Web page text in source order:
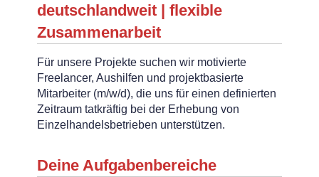
deutschlandweit | flexible
Zusammenarbeit
Für unsere Projekte suchen wir motivierte
Freelancer, Aushilfen und projektbasierte
Mitarbeiter (m/w/d), die uns für einen definierten
Zeitraum tatkräftig bei der Erhebung von
Einzelhandelsbetrieben unterstützen.
Deine Aufgabenbereiche